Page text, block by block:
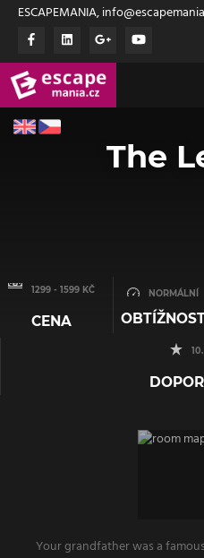
ESCAPEMANIA,
The
1299 - 1599 KČ
CENA
NORMÁLNÍ
Your grandfather was a